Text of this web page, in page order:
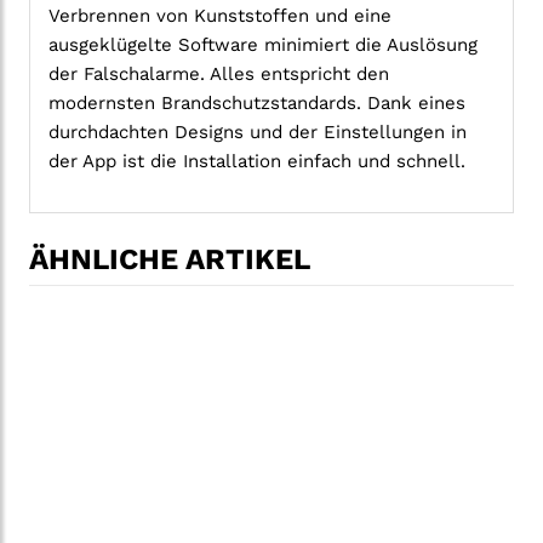
Verbrennen von Kunststoffen und eine
ausgeklügelte Software minimiert die Auslösung
der Falschalarme. Alles entspricht den
modernsten Brandschutzstandards. Dank eines
durchdachten Designs und der Einstellungen in
der App ist die Installation einfach und schnell.
ÄHNLICHE ARTIKEL